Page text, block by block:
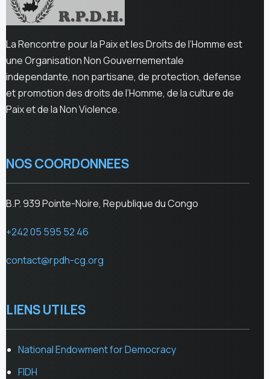
La Rencontre pour la Paix et les Droits de l’Homme est
une Organisation Non Gouvernementale
independante, non partisane, de protection, defense
et promotion des droits de l’Homme, de la culture de
Paix et de la Non Violence.
NOS COORDONNEES
B.P. 939 Pointe-Noire, Republique du Congo
+242 05 595 52 46
contact@rpdh-cg.org
LIENS UTILES
National Endowment for Democracy
FIDH